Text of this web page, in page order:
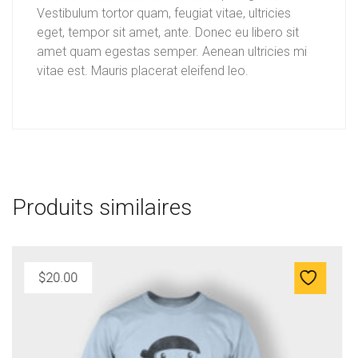
.
0
0
Vestibulum tortor quam, feugiat vitae, ultricies
eget, tempor sit amet, ante. Donec eu libero sit
amet quam egestas semper. Aenean ultricies mi
vitae est. Mauris placerat eleifend leo.
Produits similaires